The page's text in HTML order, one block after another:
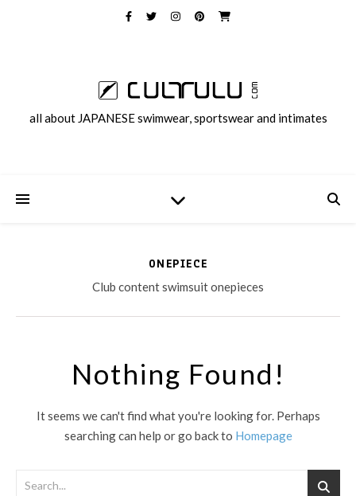
all about JAPANESE swimwear, sportswear and intimates
ONEPIECE
Club content swimsuit onepieces
Nothing Found!
It seems we can't find what you're looking for. Perhaps
searching can help or go back to Homepage